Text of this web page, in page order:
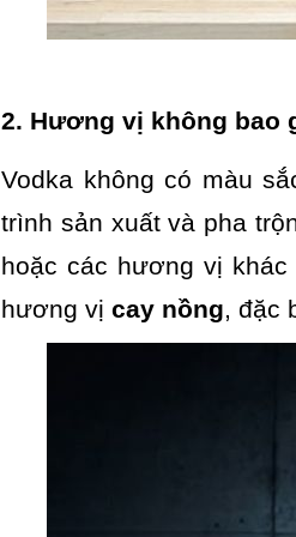
2. Hương vị không bao
Vodka không có màu
trình sản xuất và pha
hoặc các hương vị
hương vị cay nồng, đặc